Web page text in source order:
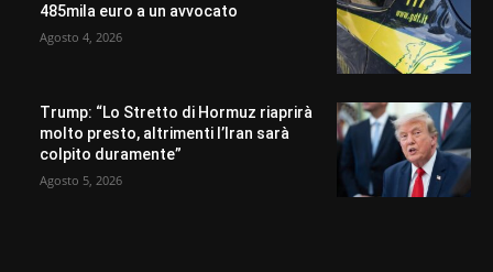
485mila euro a un avvocato
Agosto 4, 2026
Trump: “Lo Stretto di Hormuz riaprirà
molto presto, altrimenti l’Iran sarà
colpito duramente”
Agosto 5, 2026